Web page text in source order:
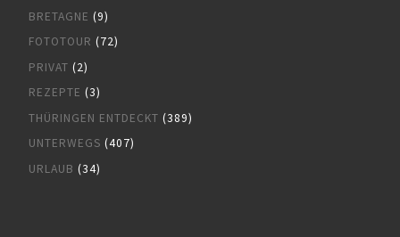
BRETAGNE (9)
FOTOTOUR (72)
PRIVAT (2)
REZEPTE (3)
THÜRINGEN ENTDECKT (389)
UNTERWEGS (407)
URLAUB (34)